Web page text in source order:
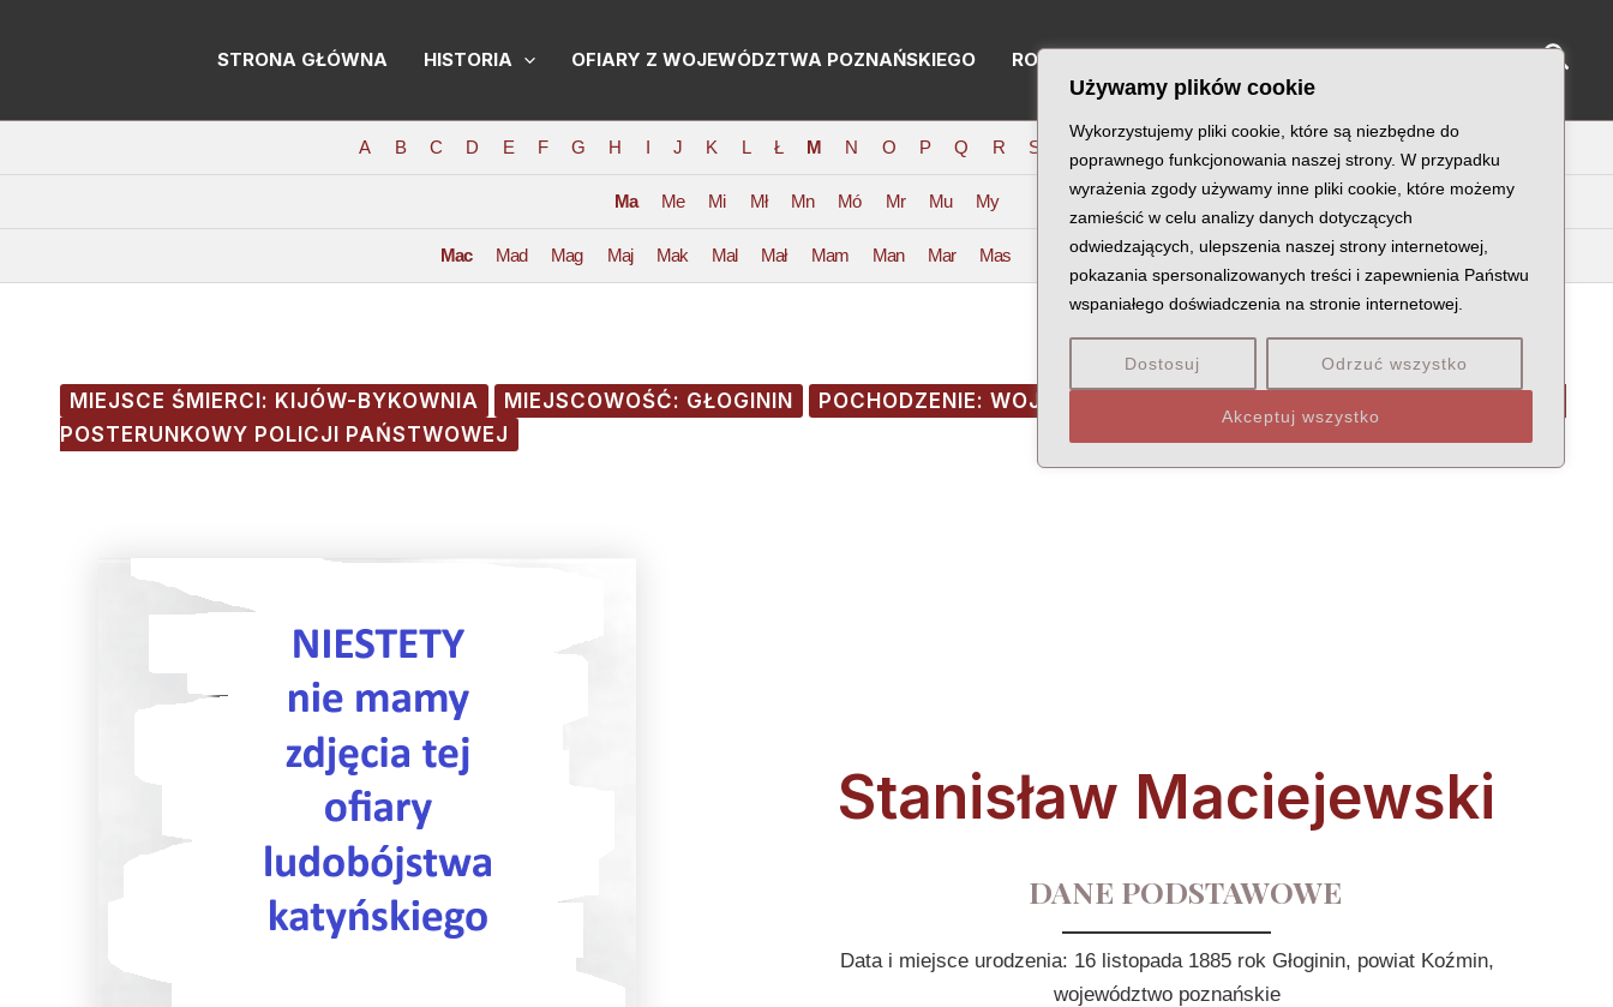
Używamy plików cookie
Wykorzystujemy pliki cookie, które są niezbędne do
poprawnego funkcjonowania naszej strony. W przypadku
wyrażenia zgody używamy inne pliki cookie, które możemy
zamieścić w celu analizy danych dotyczących
odwiedzających, ulepszenia naszej strony internetowej,
pokazania spersonalizowanych treści i zapewnienia Państwu
wspaniałego doświadczenia na stronie internetowej.
Dostosuj Odrzuć wszystko
Akceptuj wszystko
STRONA GŁÓWNA HISTORIA OFIARY Z WOJEWÓDZTWA POZNAŃSKIEGO RODZINY KATYŃSKIE
A B C D E F G H I J K L Ł M N O P Q R S
Ma Me Mi Mł Mn Mó Mr Mu My
Mac Mad Mag Maj Mak Mal Mał Mam Man Mar Mas May Maz
MIEJSCE ŚMIERCI: KIJÓW-BYKOWNIA MIEJSCOWOŚĆ: GŁOGININ POCHODZENIE: WOJEWÓDZTWO POZNAŃSKIE
POSTERUNKOWY POLICJI PAŃSTWOWEJ
Stanisław Maciejewski
DANE PODSTAWOWE
Data i miejsce urodzenia: 16 listopada 1885 rok Głoginin, powiat Koźmin,
województwo poznańskie